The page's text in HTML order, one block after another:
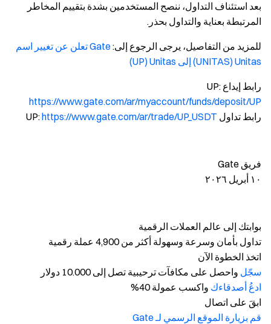
بعد استئناف التداول، ننصح المستخدمين بشدة بتقييم المخاطر
المرتبطة بعناية والتداول بحذر.
للمزيد من التفاصيل، يرجى الرجوع إلى:
Gate تعلن عن تغيير اسم
Unitas ‏(UNITAS) إلى Unitas ‏(UP)
رابط إيداع UP:
https://www.gate.com/ar/myaccount/funds/deposit/UP
رابط تداول UP: https://www.gate.com/ar/trade/UP_USDT
فريق Gate
١٠ أبريل ٢٠٢٦
بوابتك إلى عالم العملات الرقمية
تداول بأمان وسرعة وسهولة أكثر من 4,900 عملة رقمية
اتخذ الخطوة الآن
سجّل واحصل على مكافآت ترحيبية تصل إلى 10.000 دولار
ادعُ أصدقاءك واكسب عمولة 40%
ابقَ على اتصال
قم بزيارة الموقع الرسمي لـ Gate